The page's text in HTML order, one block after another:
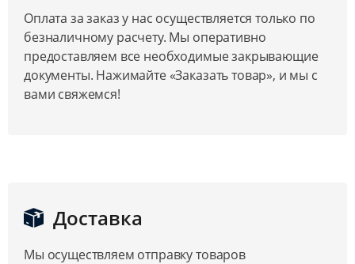
Оплата за заказ у нас осуществляется только по
безналичному расчету. Мы оперативно
предоставляем все необходимые закрывающие
документы. Нажимайте «Заказать товар», и мы с
вами свяжемся!
Доставка
Мы осуществляем отправку товаров